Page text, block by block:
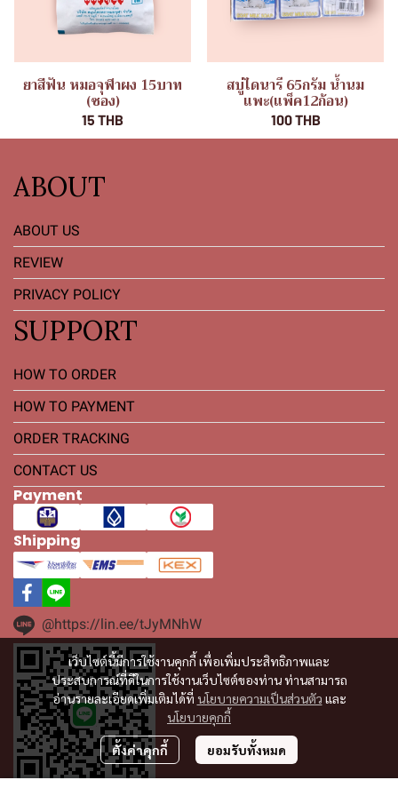
ยาสีฟัน หมอจุฬาผง 15บาท
(ซอง)
15 THB
สบู่ไดนารี 65กรัม น้ำนม
แพะ(แพ็ค12ก้อน)
100 THB
เว็บไซต์นี้มีการใช้งานคุกกี้ เพื่อเพิ่มประสิทธิภาพและ
ประสบการณ์ที่ดีในการใช้งานเว็บไซต์ของท่าน ท่านสามารถ
อ่านรายละเอียดเพิ่มเติมได้ที่ นโยบายความเป็นส่วนตัว และ
นโยบายคุกกี้
ตั้งค่าคุกกี้ ยอมรับทั้งหมด
ABOUT
ABOUT US
REVIEW
PRIVACY POLICY
SUPPORT
HOW TO ORDER
HOW TO PAYMENT
ORDER TRACKING
CONTACT US
Payment
Shipping
@https://lin.ee/tJyMNhW